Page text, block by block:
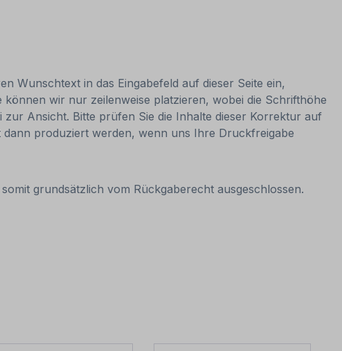
Wunschtext in das Eingabefeld auf dieser Seite ein,
wir nur zeilenweise platzieren, wobei die Schrifthöhe
Ansicht. Bitte prüfen Sie die Inhalte dieser Korrektur auf
produziert werden, wenn uns Ihre Druckfreigabe
grundsätzlich vom Rückgaberecht ausgeschlossen.